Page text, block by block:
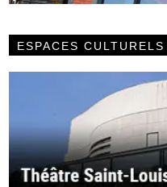
ESPACES CULTURELS